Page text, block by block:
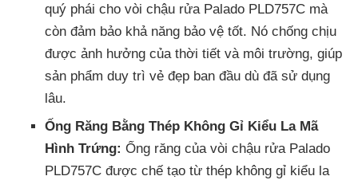
quý phái cho vòi chậu rửa Palado PLD757C mà
còn đảm bảo khả năng bảo vệ tốt. Nó chống chịu
được ảnh hưởng của thời tiết và môi trường, giúp
sản phẩm duy trì vẻ đẹp ban đầu dù đã sử dụng
lâu.
Ống Răng Bằng Thép Không Gỉ Kiểu La Mã
Hình Trứng: Ống răng của vòi chậu rửa Palado
PLD757C được chế tạo từ thép không gỉ kiểu la